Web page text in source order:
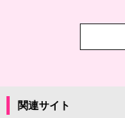
関連サイト